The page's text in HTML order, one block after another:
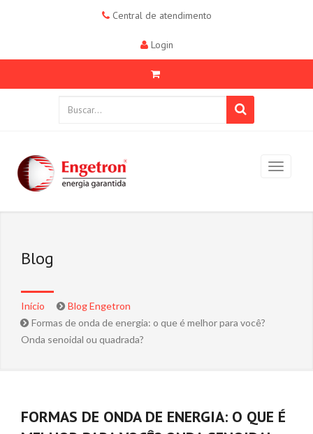
Central de atendimento
Login
Blog
Início
Blog Engetron
Formas de onda de energia: o que é melhor para você?
Onda senoidal ou quadrada?
FORMAS DE ONDA DE ENERGIA: O QUE É